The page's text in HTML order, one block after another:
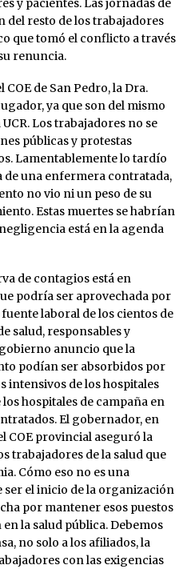
y pacientes. Las jornadas de
del resto de los trabajadores
que tomó el conflicto a través
renuncia.
de San Pedro, la Dra.
ya que son del mismo
Los trabajadores no se
públicas y protestas
Lamentablemente lo tardío
de una enfermera contratada,
no vio ni un peso de su
Estas muertes se habrían
está en la agenda
de contagios está en
podría ser aprovechada por
laboral de los cientos de
salud, responsables y
anuncio que la
podían ser absorbidos por
intensivos de los hospitales
hospitales de campaña en
El gobernador, en
COE provincial aseguró la
trabajadores de la salud que
Cómo eso no es una
ser el inicio de la organización
por mantener esos puestos
la salud pública. Debemos
no solo a los afiliados, la
con las exigencias